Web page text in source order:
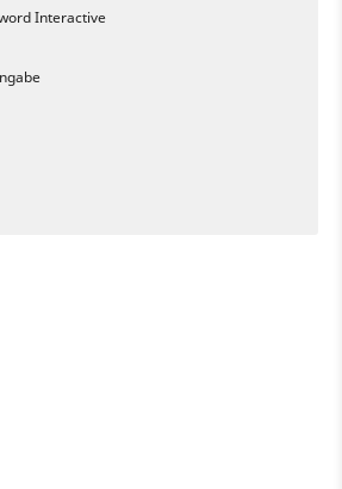
Interactive